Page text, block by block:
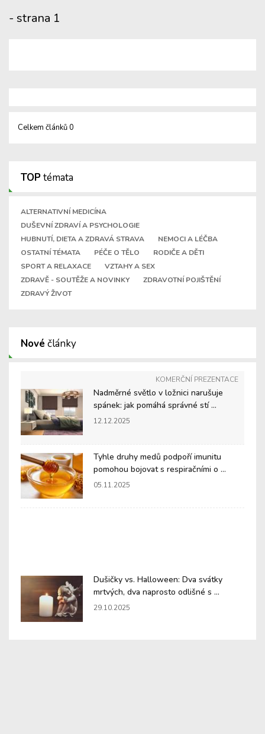
- strana 1
Celkem článků 0
TOPtémata
ALTERNATIVNÍ MEDICÍNA
DUŠEVNÍ ZDRAVÍ A PSYCHOLOGIE
HUBNUTÍ, DIETA A ZDRAVÁ STRAVA
NEMOCI A LÉČBA
OSTATNÍ TÉMATA
PÉČE O TĚLO
RODIČE A DĚTI
SPORT A RELAXACE
VZTAHY A SEX
ZDRAVĚ - SOUTĚŽE A NOVINKY
ZDRAVOTNÍ POJIŠTĚNÍ
ZDRAVÝ ŽIVOT
Nové články
KOMERČNÍ PREZENTACE
Nadměrné světlo v ložnici narušuje
spánek: jak pomáhá správné stí ...
12.12.2025
Tyhle druhy medů podpoří imunitu
pomohou bojovat s respiračními o ...
05.11.2025
Dušičky vs. Halloween: Dva svátky
mrtvých, dva naprosto odlišné s ...
29.10.2025